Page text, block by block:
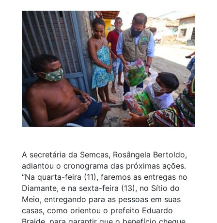
A secretária da Semcas, Rosângela Bertoldo,
adiantou o cronograma das próximas ações.
“Na quarta-feira (11), faremos as entregas no
Diamante, e na sexta-feira (13), no Sítio do
Meio, entregando para as pessoas em suas
casas, como orientou o prefeito Eduardo